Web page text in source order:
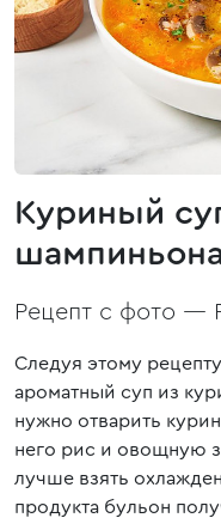
Куриный
Рецепт с фото —
Следуя этому
ароматный суп из
нужно отварить
него рис и овощную
лучше взять
продукта бульон